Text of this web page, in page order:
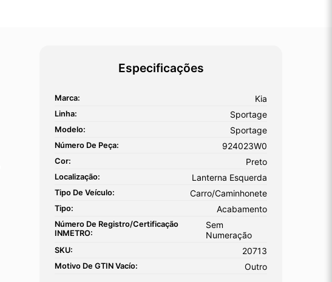
Especificações
Marca: Kia
Linha: Sportage
Modelo: Sportage
Número De Peça: 924023W0
Cor: Preto
Localização: Lanterna Esquerda
Tipo De Veículo: Carro/Caminhonete
Tipo: Acabamento
Número De Registro/certificação
INMETRO:
Sem
Numeração
SKU: 20713
Motivo De GTIN Vacío: Outro